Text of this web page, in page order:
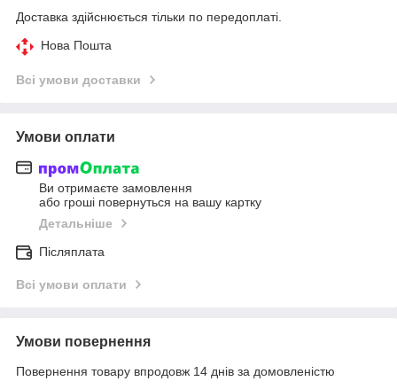
Доставка здійснюється тільки по передоплаті.
Нова Пошта
Всі умови доставки
Умови оплати
Ви отримаєте замовлення
або гроші повернуться на вашу картку
Детальніше
Післяплата
Всі умови оплати
Умови повернення
Повернення товару впродовж 14 днів за домовленістю